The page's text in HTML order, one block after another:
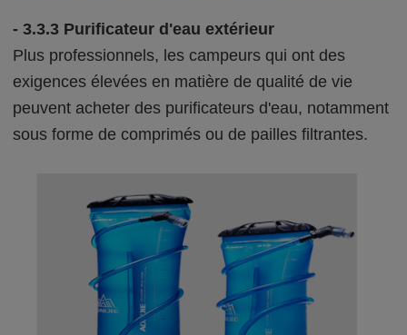
- 3.3.3 Purificateur d'eau extérieur
Plus professionnels, les campeurs qui ont des
exigences élevées en matière de qualité de vie
peuvent acheter des purificateurs d'eau, notamment
sous forme de comprimés ou de pailles filtrantes.